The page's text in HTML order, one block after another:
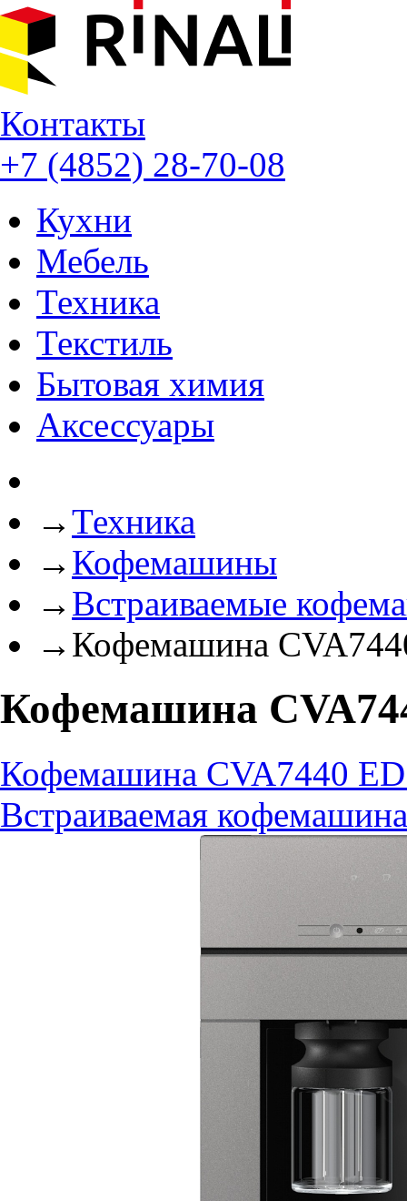
Контакты
+7 (4852) 28-70-08
Кухни
Мебель
Техника
Текстиль
Бытовая химия
Аксессуары
→Техника
→ Кофемашины
→ Встраиваемые
→ Кофемашина
Кофемашина
Кофемашина CVA7440
Встраиваемая